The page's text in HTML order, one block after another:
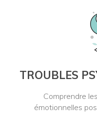
TROUBLES
Comprendre
émotionnelles